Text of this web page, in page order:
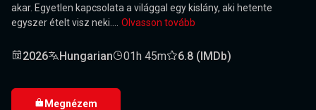
akar. Egyetlen kapcsolata a világgal egy kislány, aki hetente
egyszer ételt visz neki.... Olvasson tovább
2026 Hungarian 01h 45m 6.8 (IMDb)
Megnézem